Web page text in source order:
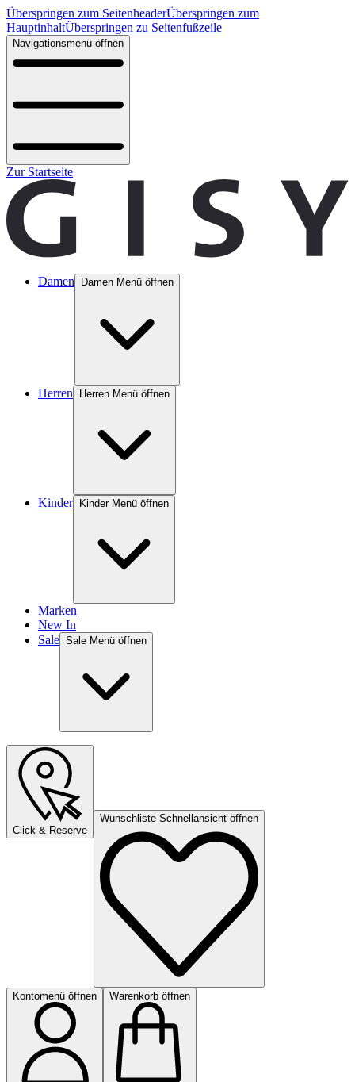
Überspringen zum SeitenheaderÜberspringen zum
HauptinhaltÜberspringen zu Seitenfußzeile
Navigationsmenü öffnen
Zur Startseite
Damen Damen Menü öffnen
Herren Herren Menü öffnen
Kinder Kinder Menü öffnen
Marken
New In
Sale Sale Menü öffnen
Click & Reserve
Wunschliste Schnellansicht öffnen
Kontomenü öffnen Warenkorb öffnen